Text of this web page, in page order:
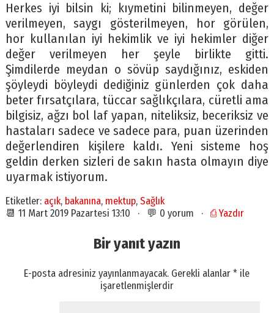
Herkes iyi bilsin ki; kıymetini bilinmeyen, değer
verilmeyen, saygı gösterilmeyen, hor görülen,
hor kullanılan iyi hekimlik ve iyi hekimler diğer
değer verilmeyen her şeyle birlikte gitti.
Şimdilerde meydan o sövüp saydığınız, eskiden
şöyleydi böyleydi dediğiniz günlerden çok daha
beter fırsatçılara, tüccar sağlıkçılara, cüretli ama
bilgisiz, ağzı bol laf yapan, niteliksiz, beceriksiz ve
hastaları sadece ve sadece para, puan üzerinden
değerlendiren kişilere kaldı. Yeni sisteme hoş
geldin derken sizleri de sakın hasta olmayın diye
uyarmak istiyorum.
Etiketler: açık, bakanına, mektup, Sağlık
📆 11 Mart 2019 Pazartesi 13:10 · 💬 0 yorum · ⎙ Yazdır
Bir yanıt yazın
E-posta adresiniz yayınlanmayacak. Gerekli alanlar* ile
işaretlenmişlerdir